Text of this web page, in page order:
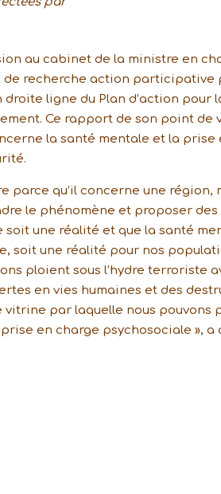
au cabinet de la ministre en
de recherche action
droite ligne du Plan d’action pour
Ce rapport de son point de
la santé mentale et la prise
parce qu’il concerne une région,
le phénomène et proposer
une réalité et que la santé
soit une réalité pour nos
ploient sous l’hydre terroriste
en vies humaines et des
par laquelle nous pouvons
en charge psychosociale », a